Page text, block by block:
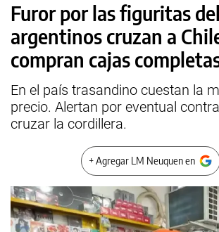
Furor por las figuritas
argentinos cruzan a
compran cajas
En el país trasandino cuestan la
precio. Alertan por eventual
cruzar la cordillera.
+ Agregar LM Neuquen en